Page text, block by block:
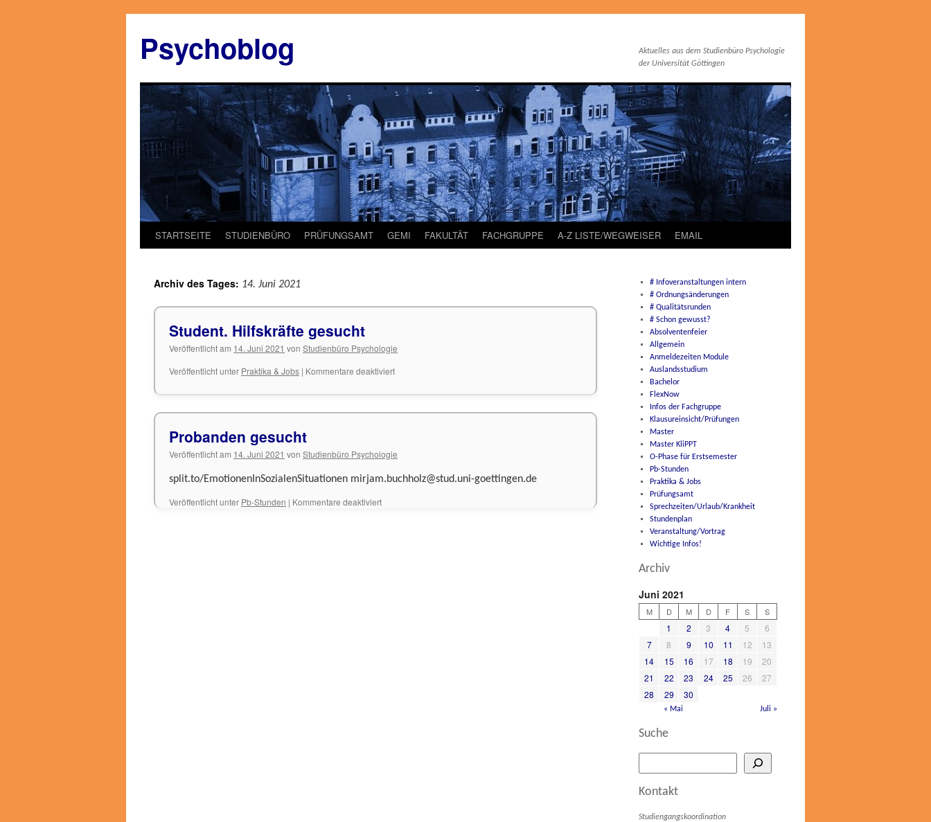
springen
Psychoblog
Aktuelles aus dem Studienbüro Psychologie
der Universität Göttingen
STARTSEITE STUDIENBÜRO PRÜFUNGSAMT GEMI FAKULTÄT FACHGRUPPE A-Z LISTE/WEGWEISER EMAIL
Archiv des Tages: 14. Juni 2021
Student. Hilfskräfte gesucht
Veröffentlicht am 14. Juni 2021 von Studienbüro Psychologie
Veröffentlicht unter Praktika & Jobs | Kommentare deaktiviertfür
Hilfskräfte
Probanden gesucht
Veröffentlicht am 14. Juni 2021 von Studienbüro Psychologie
split.to/EmotionenInSozialenSituationen mirjam.buchholz@stud.uni-goettingen.de
Veröffentlicht unter Pb-Stunden | Kommentare deaktiviertfür
# Infoveranstaltungen intern
# Ordnungsänderungen
# Qualitätsrunden
# Schon gewusst?
Absolventenfeier
Allgemein
Anmeldezeiten Module
Auslandsstudium
Bachelor
FlexNow
Infos der Fachgruppe
Klausureinsicht/Prüfungen
Master
Master KliPPT
O-Phase für Erstsemester
Pb-Stunden
Praktika & Jobs
Prüfungsamt
Sprechzeiten/Urlaub/Krankheit
Stundenplan
Veranstaltung/Vortrag
Wichtige Infos!
Archiv
Juni 2021
M D M D F S S
1 2 3 4 5
6
7
8 9 10 11 12
13
14
15 16 17 18 19
20
21
22 23 24 25 26
27
28
29 30
« Mai Juli »
Suche
Kontakt
Studiengangskoordination